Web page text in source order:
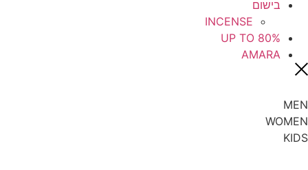
בישום
INCENSE
UP TO 80%
AMARA
MEN
WOMEN
KIDS